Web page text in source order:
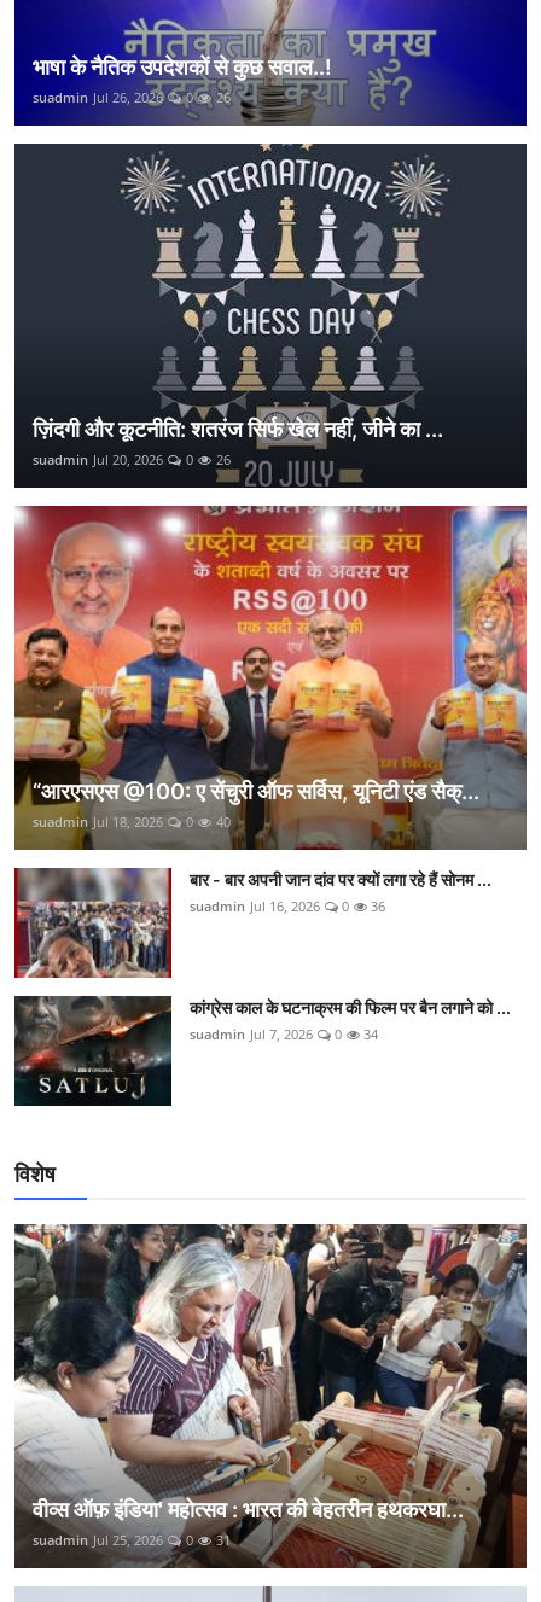
भाषा के नैतिक उपदेशकों से कुछ सवाल..!
suadmin Jul 26, 2026 0 26
ज़िंदगी और कूटनीति: शतरंज सिर्फ खेल नहीं, जीने का ...
suadmin Jul 20, 2026 0 26
“आरएसएस @100: ए सेंचुरी ऑफ सर्विस, यूनिटी एंड सैक्...
suadmin Jul 18, 2026 0 40
बार - बार अपनी जान दांव पर क्यों लगा रहे हैं सोनम ...
suadmin Jul 16, 2026 0 36
कांग्रेस काल के घटनाक्रम की फिल्म पर बैन लगाने को ...
suadmin Jul 7, 2026 0 34
विशेष
वीव्स ऑफ़ इंडिया' महोत्सव : भारत की बेहतरीन हथकरघा...
suadmin Jul 25, 2026 0 31